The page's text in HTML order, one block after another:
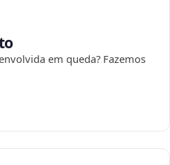
em queda? Fazemos